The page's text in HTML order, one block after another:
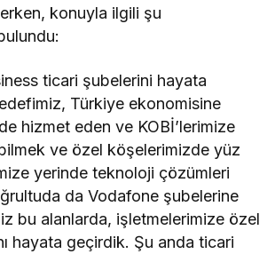
konuyla ilgili şu
ticari şubelerini hayata
Türkiye ekonomisine
hizmet eden ve KOBİ’lerimize
ve özel köşelerimizde yüz
yerinde teknoloji çözümleri
da Vodafone şubelerine
bu alanlarda, işletmelerimize özel
hayata geçirdik. Şu anda ticari